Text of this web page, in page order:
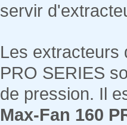
servir
Les extracteurs
PRO SERIES
de pression. Il
Max-Fan 160